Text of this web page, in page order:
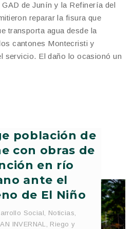
de Junín y la Refinería del
reparar la fisura que
transporta agua desde la
cantones Montecristi y
servicio. El daño lo ocasionó un
población de
con obras de
en río
ante el
de El Niño
Social, Noticias,
INVERNAL, Riego y